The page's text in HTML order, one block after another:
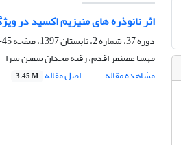
اثر نانوذره های منیزیم اکسید در
دوره 37، شماره 2، تابستان 1397، صفحه
45-60
مهسا غضنفر اقدم، رقیه مجدان سقین سرا
مشاهده مقاله
اصل مقاله 3.45 M